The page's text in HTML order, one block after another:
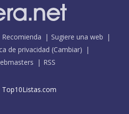
Recomienda
Sugiere una web
de privacidad (Cambiar)
RSS
Top10Listas.com